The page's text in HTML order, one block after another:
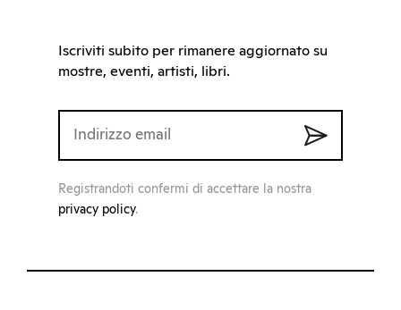
Iscriviti subito per rimanere aggiornato su
mostre, eventi, artisti, libri.
Registrandoti confermi di accettare la nostra
privacy policy.